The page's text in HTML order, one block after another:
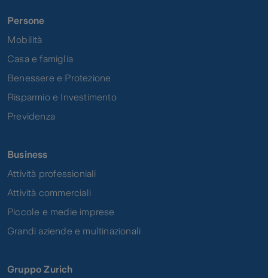
Persone
Mobilità
Casa e famiglia
Benessere e Protezione
Risparmio e Investimento
Previdenza
Business
Attività professioniali
Attività commerciali
Piccole e medie imprese
Grandi aziende e multinazionali
Gruppo Zurich